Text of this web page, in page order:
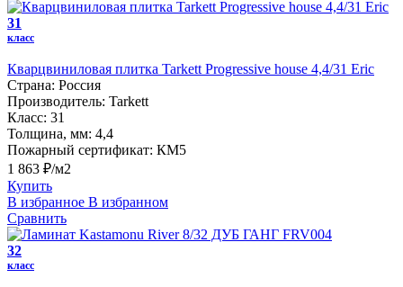
31
класс
Кварцвиниловая плитка Tarkett Progressive house 4,4/31 Eric
Страна: Россия
Производитель: Tarkett
Класс: 31
Толщина, мм: 4,4
Пожарный сертификат: КМ5
1 863 ₽/м2
Купить
В избранное В избранном
Сравнить
32
класс